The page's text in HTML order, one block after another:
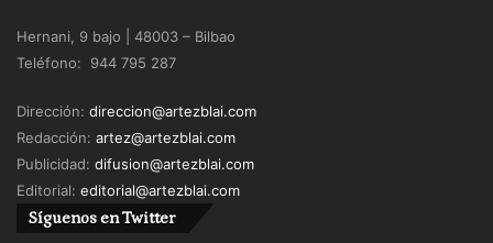
arriesga, que se lanza. Y me parece que empiezan
a existir públicos que buscan esa relación con el
Teatro. Y eso es un buen síntoma. O así lo veo yo
desde mi silla supletoria.
Hernani, 9 bajo | 48003 – Bilbao
Teléfono: 944 795 287
Dirección: direccion@artezblai.com
Redacción: artez@artezblai.com
Publicidad: difusion@artezblai.com
Editorial: editorial@artezblai.com
Síguenos en Twitter